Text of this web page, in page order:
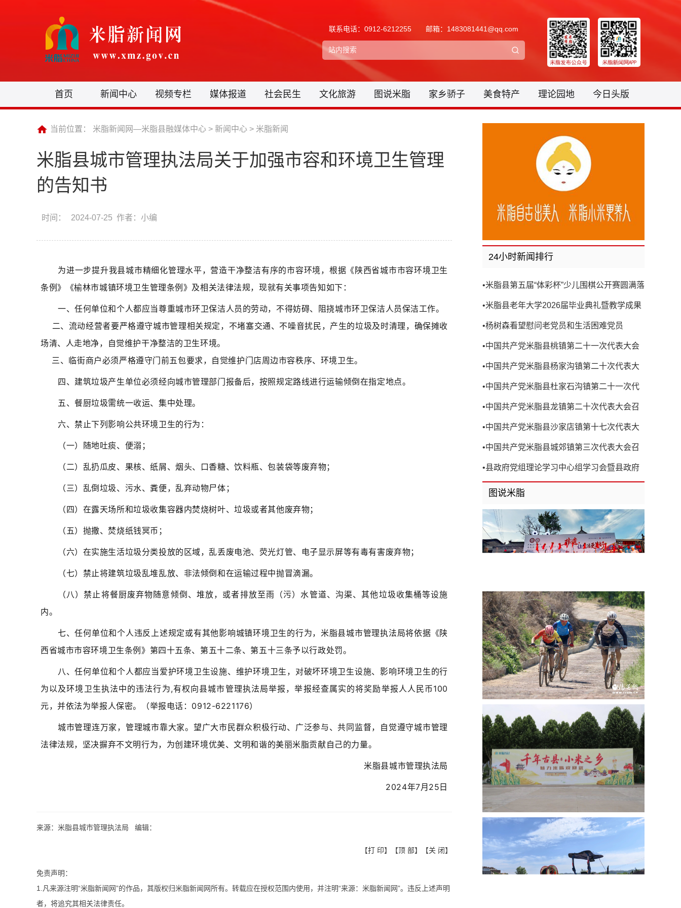
联系电话：0912-6212255 邮箱：1483081441@qq.com
首页 新闻中心 视频专栏 媒体报道 社会民生 文化旅游 图说米脂 家乡骄子 美食特产 理论园地 今日头版
当前位置： 米脂新闻网—米脂县融媒体中心 > 新闻中心 > 米脂新闻
米脂县城市管理执法局关于加强市容和环境卫生管理
的告知书
时间： 2024-07-25 作者：小编
​为进一步提升我县城市精细化管理水平，营造干净整洁有序的市容环境，根据《陕西省城市市容环境卫生
条例》《榆林市城镇环境卫生管理条例》及相关法律法规，现就有关事项告知如下：
一、任何单位和个人都应当尊重城市环卫保洁人员的劳动，不得妨碍、阻挠城市环卫保洁人员保洁工作。
二、流动经营者要严格遵守城市管理相关规定，不堵塞交通、不噪音扰民，产生的垃圾及时清理，确保摊收
场清、人走地净，自觉维护干净整洁的卫生环境。
三、临街商户必须严格遵守门前五包要求，自觉维护门店周边市容秩序、环境卫生。
四、建筑垃圾产生单位必须经向城市管理部门报备后，按照规定路线进行运输倾倒在指定地点。
五、餐厨垃圾需统一收运、集中处理。
六、禁止下列影响公共环境卫生的行为：
（一）随地吐痰、便溺；
（二）乱扔瓜皮、果核、纸屑、烟头、口香糖、饮料瓶、包装袋等废弃物；
（三）乱倒垃圾、污水、粪便，乱弃动物尸体；
（四）在露天场所和垃圾收集容器内焚烧树叶、垃圾或者其他废弃物；
（五）抛撒、焚烧纸钱冥币；
（六）在实施生活垃圾分类投放的区域，乱丢废电池、荧光灯管、电子显示屏等有毒有害废弃物；
（七）禁止将建筑垃圾乱堆乱放、非法倾倒和在运输过程中抛冒滴漏。
（八）禁止将餐厨废弃物随意倾倒、堆放，或者排放至雨（污）水管道、沟渠、其他垃圾收集桶等设施
内。
七、任何单位和个人违反上述规定或有其他影响城镇环境卫生的行为，米脂县城市管理执法局将依据《陕
西省城市市容环境卫生条例》第四十五条、第五十二条、第五十三条予以行政处罚。
八、任何单位和个人都应当爱护环境卫生设施、维护环境卫生，对破坏环境卫生设施、影响环境卫生的行
为以及环境卫生执法中的违法行为,有权向县城市管理执法局举报，举报经查属实的将奖励举报人人民币100
元，并依法为举报人保密。（举报电话：0912-6221176）
城市管理连万家，管理城市靠大家。望广大市民群众积极行动、广泛参与、共同监督，自觉遵守城市管理
法律法规，坚决摒弃不文明行为，为创建环境优美、文明和谐的美丽米脂贡献自己的力量。
米脂县城市管理执法局
2024年7月25日
来源：米脂县城市管理执法局 编辑：
【打 印】【顶 部】【关 闭】
免责声明：
1.凡来源注明“米脂新闻网”的作品，其版权归米脂新闻网所有。转载应在授权范围内使用，并注明“来源：米脂新闻网”。违反上述声明
者，将追究其相关法律责任。
24小时新闻排行
•米脂县第五届“体彩杯”少儿围棋公开赛圆满落
•米脂县老年大学2026届毕业典礼暨教学成果
•杨树森看望慰问老党员和生活困难党员
•中国共产党米脂县桃镇第二十一次代表大会
•中国共产党米脂县杨家沟镇第二十次代表大
•中国共产党米脂县杜家石沟镇第二十一次代
•中国共产党米脂县龙镇第二十次代表大会召
•中国共产党米脂县沙家店镇第十七次代表大
•中国共产党米脂县城郊镇第三次代表大会召
•县政府党组理论学习中心组学习会暨县政府
第8次党组（扩大）会议召开
图说米脂